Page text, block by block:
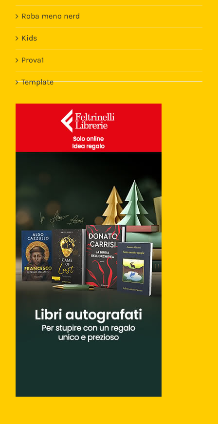
Roba meno nerd
Kids
Prova1
Template